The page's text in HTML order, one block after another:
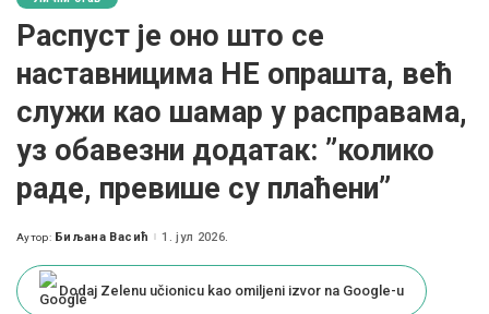
Распуст је оно што се
наставницима НЕ опрашта, већ
служи као шамар у расправама,
уз обавезни додатак: ”колико
раде, превише су плаћени”
Posted
Аутор: Биљана Васић 1. јул 2026.
Dodaj Zelenu učionicu kao omiljeni izvor na Google-u